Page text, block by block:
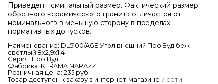
Приведен номинальный размер. Фактический размер
обрезного керамического гранита отличается от
номинального в меньшую сторону в пределах
нормативных допусков.
Наименование: DL5100/AGE Угол внешний Про Вуд беж
светлый 8х2,9х1,4
Серия: Про Вуд
Фабрика: KERAMA MARAZZI
Розничная цена: 235 руб.
Товар доступен к заказу в интернет-магазине и сети